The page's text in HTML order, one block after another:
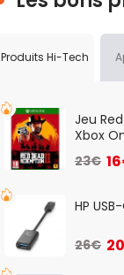
Produits Hi-Tech
Jeu
Xbox
23€
HP
26€